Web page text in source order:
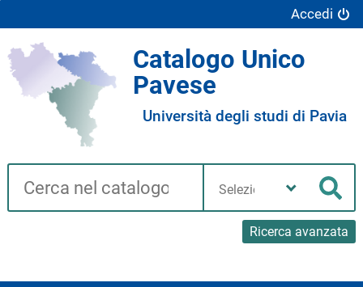
Accedi
Catalogo Unico
Pavese
Università degli studi di Pavia
Cerca su "Catalogo"
Ricerca avanzata
biblioteca